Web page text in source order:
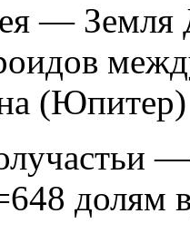
— Земля
(Юпитер)
долям